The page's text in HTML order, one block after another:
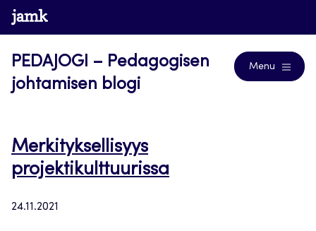
Siirry
suoraan
www.jamk.fi
PEDAJOGI – Pedagogisen
johtamisen blogi
Menu
Merkityksellisyys
projektikulttuurissa
24.11.2021